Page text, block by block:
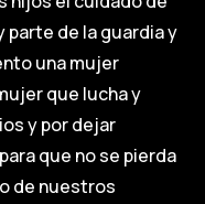
de la guardia y
una mujer
que lucha y
y por dejar
que no se pierda
de nuestros